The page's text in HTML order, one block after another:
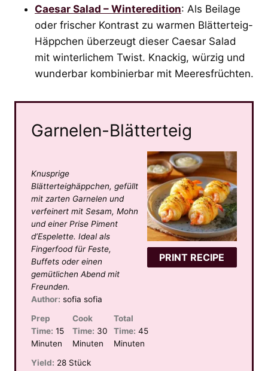
Caesar Salad – Winteredition: Als Beilage
oder frischer Kontrast zu warmen Blätterteig-
Häppchen überzeugt dieser Caesar Salad
mit winterlichem Twist. Knackig, würzig und
wunderbar kombinierbar mit Meeresfrüchten.
Garnelen-Blätterteig
PRINT RECIPE
Knusprige
Blätterteighäppchen, gefüllt
mit zarten Garnelen und
verfeinert mit Sesam, Mohn
und einer Prise Piment
d’Espelette. Ideal als
Fingerfood für Feste,
Buffets oder einen
gemütlichen Abend mit
Freunden.
Author: sofia sofia
Prep
Time: 15
Minuten
Cook
Time: 30
Minuten
Total
Time: 45
Minuten
Yield: 28 Stück